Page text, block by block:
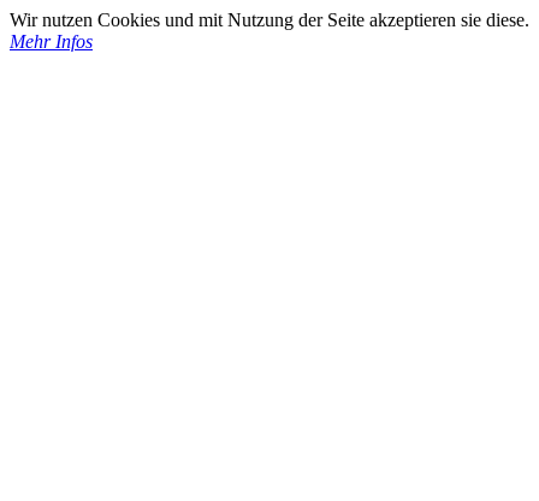
Wir nutzen Cookies und mit Nutzung der Seite akzeptieren sie diese.
Mehr Infos